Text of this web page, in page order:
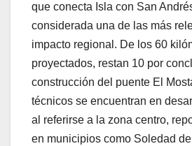
que conecta Isla con San
considerada una de las más
impacto regional. De los 60
proyectados, restan 10 por
construcción del puente El
técnicos se encuentran en
al referirse a la zona centro,
en municipios como Soledad